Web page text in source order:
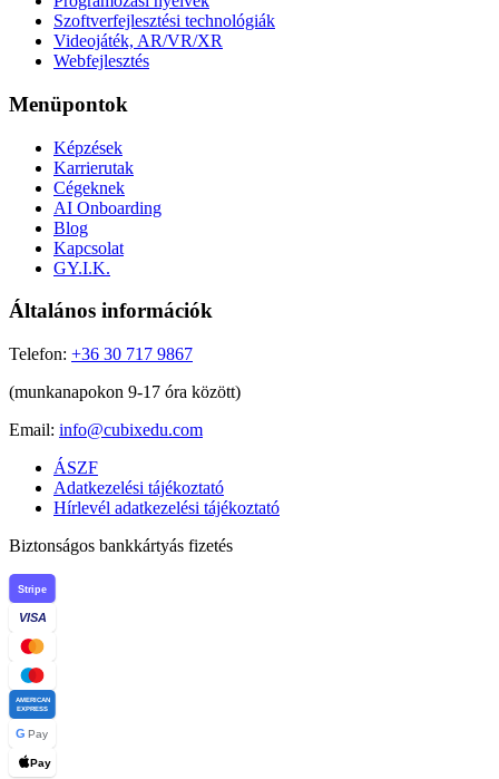
Szoftverfejlesztési technológiák
Videojáték, AR/VR/XR
Webfejlesztés
Menüpontok
Képzések
Karrierutak
Cégeknek
AI Onboarding
Blog
Kapcsolat
GY.I.K.
Általános információk
Telefon: +36 30 717 9867
(munkanapokon 9-17 óra között)
Email: info@cubixedu.com
ÁSZF
Adatkezelési tájékoztató
Hírlevél adatkezelési tájékoztató
Biztonságos bankkártyás fizetés
Stripe
VISA
AMERICAN
EXPRESS
G Pay
Pay